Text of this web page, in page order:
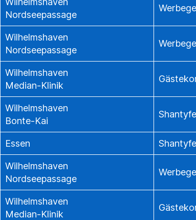
Nordseepassage
Wilhelmshaven
Nordseepassage
Wilhelmshaven
Median-Klinik
Wilhelmshaven
Bonte-Kai
Essen
Wilhelmshaven
Nordseepassage
Wilhelmshaven
Median-Klinik